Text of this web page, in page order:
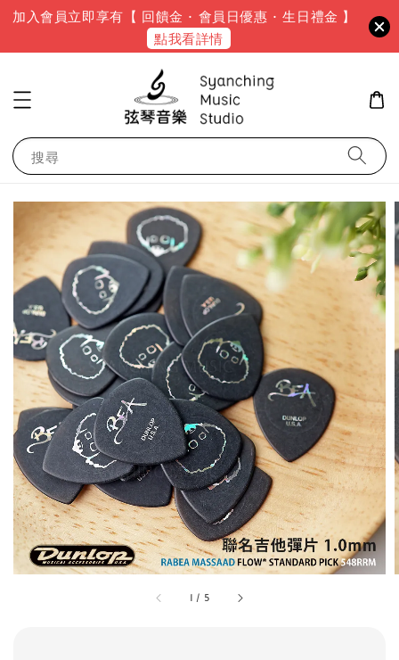
加入會員立即享有【 回饋金 · 會員日優惠 · 生日禮金 】
點我看詳情
搜尋
1 / 5